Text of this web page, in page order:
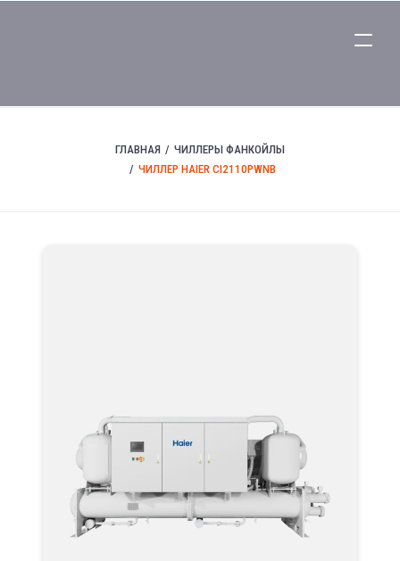
ГЛАВНАЯ
ЧИЛЛЕРЫ ФАНКОЙЛЫ
ЧИЛЛЕР HAIER CI2110PWNB